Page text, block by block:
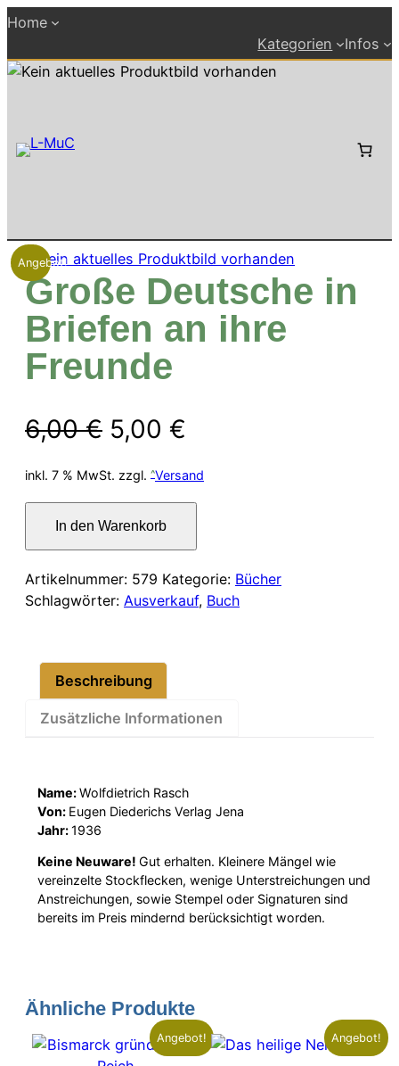
Zum
springen
Home
Kategorien
Infos
Angebot!
Große Deutsche in
Briefen an ihre
Freunde
6,00€ Ursprünglicher
Preis
war:
6,00 €
5,00 €
Preis
ist:
5,00 €.
inkl. 7 % MwSt. zzgl. Versand
Deutsche
in
Briefen
an
Menge
In den Warenkorb
Artikelnummer: 579 Kategorie: Bücher
Schlagwörter: Ausverkauf, Buch
Beschreibung
Zusätzliche Informationen
Name:Wolfdietrich Rasch
Von: Eugen Diederichs Verlag Jena
Jahr:1936
Keine Neuware!Gut erhalten. Kleinere Mängel wie
vereinzelte Stockflecken, wenige Unterstreichungen und
Anstreichungen, sowie Stempel oder Signaturen sind
bereits im Preis mindernd berücksichtigt worden.
Ähnliche Produkte
Angebot! Angebot!